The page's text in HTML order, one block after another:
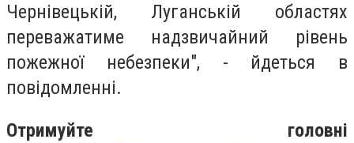
Чернівецькій, Луганській областях
переважатиме надзвичайний рівень
пожежної небезпеки", - йдеться в
повідомленні.
Отримуйте головні